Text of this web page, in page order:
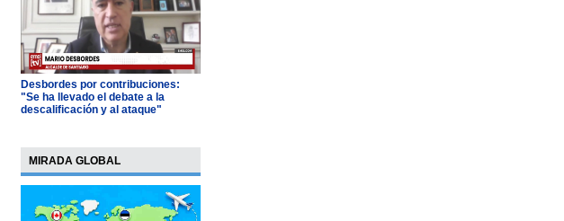
Desbordes por contribuciones:
"Se ha llevado el debate a la
descalificación y al ataque"
MIRADA GLOBAL